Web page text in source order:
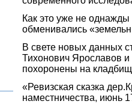
Как это уже не
обменивались
В свете новых данных
Тихонович Ярославов
похоронены на
«Ревизская сказка
наместничества, июнь